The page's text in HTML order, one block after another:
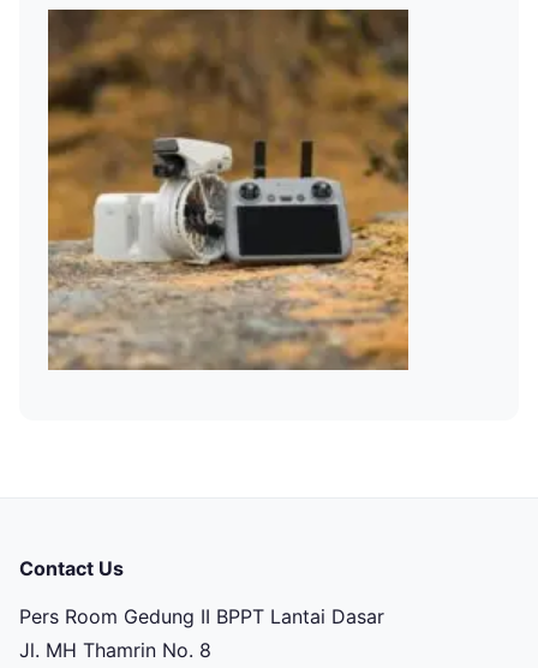
Contact Us
Pers Room Gedung II BPPT Lantai Dasar
Jl. MH Thamrin No. 8